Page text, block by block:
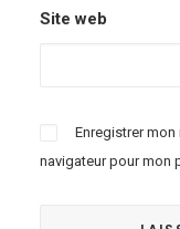
Site web
Enregistrer
navigateur pour mon